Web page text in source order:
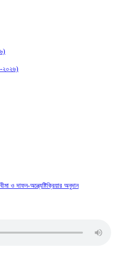
২০২৬)
ও দাফন-অন্ত্যেষ্টিক্রিয়ার অনুদান